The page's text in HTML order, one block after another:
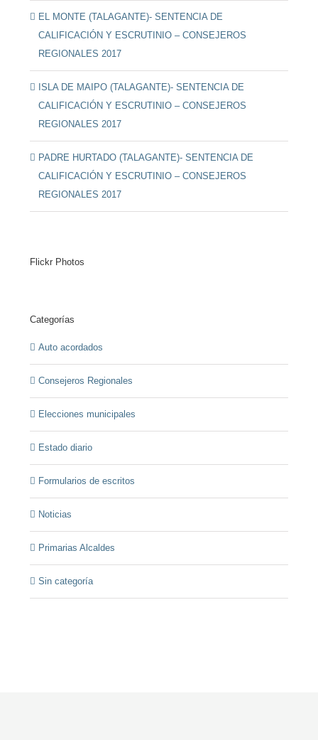
EL MONTE (TALAGANTE)- SENTENCIA DE
CALIFICACIÓN Y ESCRUTINIO – CONSEJEROS
REGIONALES 2017
ISLA DE MAIPO (TALAGANTE)- SENTENCIA DE
CALIFICACIÓN Y ESCRUTINIO – CONSEJEROS
REGIONALES 2017
PADRE HURTADO (TALAGANTE)- SENTENCIA DE
CALIFICACIÓN Y ESCRUTINIO – CONSEJEROS
REGIONALES 2017
Flickr Photos
Categorías
Auto acordados
Consejeros Regionales
Elecciones municipales
Estado diario
Formularios de escritos
Noticias
Primarias Alcaldes
Sin categoría